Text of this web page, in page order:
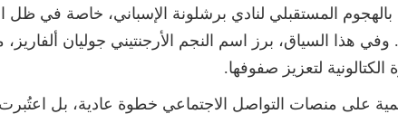
بالهجوم المستقبلي لنادي برشلونة الإسباني، خاصة في ظل
عقد مهاجمه المخضرم روبرت ليفاندوفسكي في صيف عام 2026. وفي هذا السياق، برز اسم النجم الأرجنتيني
الكتالونية لتعزيز صفوفها.
على منصات التواصل الاجتماعي خطوة عادية، بل اعتُبرت